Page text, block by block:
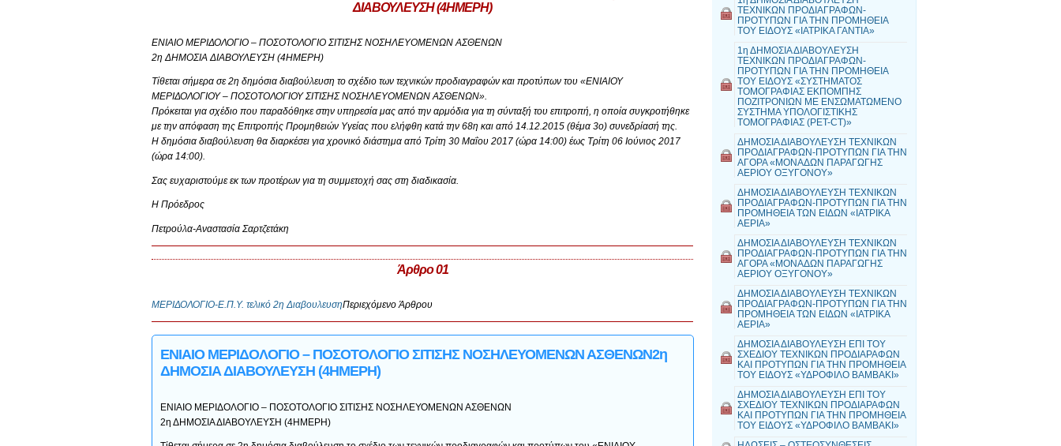
ΔΙΑΒΟΥΛΕΥΣΗ (4ΗΜΕΡΗ)
ΕΝΙΑΙΟ ΜΕΡΙΔΟΛΟΓΙΟ – ΠΟΣΟΤΟΛΟΓΙΟ ΣΙΤΙΣΗΣ ΝΟΣΗΛΕΥΟΜΕΝΩΝ ΑΣΘΕΝΩΝ
2η ΔΗΜΟΣΙΑ ΔΙΑΒΟΥΛΕΥΣΗ (4ΗΜΕΡΗ)
Τίθεται σήμερα σε 2η δημόσια διαβούλευση το σχέδιο των τεχνικών προδιαγραφών και προτύπων του «ΕΝΙΑΙΟΥ
ΜΕΡΙΔΟΛΟΓΙΟΥ – ΠΟΣΟΤΟΛΟΓΙΟΥ ΣΙΤΙΣΗΣ ΝΟΣΗΛΕΥΟΜΕΝΩΝ ΑΣΘΕΝΩΝ».
Πρόκειται για σχέδιο που παραδόθηκε στην υπηρεσία μας από την αρμόδια για τη σύνταξή του επιτροπή, η οποία συγκροτήθηκε
με την απόφαση της Επιτροπής Προμηθειών Υγείας που ελήφθη κατά την 68η και από 14.12.2015 (θέμα 3ο) συνεδρίασή της.
Η δημόσια διαβούλευση θα διαρκέσει για χρονικό διάστημα από Τρίτη 30 Μαΐου 2017 (ώρα 14:00) έως Τρίτη 06 Ιούνιος 2017
(ώρα 14:00).
Σας ευχαριστούμε εκ των προτέρων για τη συμμετοχή σας στη διαδικασία.
Η Πρόεδρος
Πετρούλα-Αναστασία Σαρτζετάκη
Άρθρο 01
ΜΕΡΙΔΟΛΟΓΙΟ-E.Π.Υ. τελικό 2η ΔιαβουλευσηΠεριεχόμενο Άρθρου
ΕΝΙΑΙΟ ΜΕΡΙΔΟΛΟΓΙΟ – ΠΟΣΟΤΟΛΟΓΙΟ ΣΙΤΙΣΗΣ ΝΟΣΗΛΕΥΟΜΕΝΩΝ ΑΣΘΕΝΩΝ2η
ΔΗΜΟΣΙΑ ΔΙΑΒΟΥΛΕΥΣΗ (4ΗΜΕΡΗ)
ΕΝΙΑΙΟ ΜΕΡΙΔΟΛΟΓΙΟ – ΠΟΣΟΤΟΛΟΓΙΟ ΣΙΤΙΣΗΣ ΝΟΣΗΛΕΥΟΜΕΝΩΝ ΑΣΘΕΝΩΝ
2η ΔΗΜΟΣΙΑ ΔΙΑΒΟΥΛΕΥΣΗ (4ΗΜΕΡΗ)
ΤΕΧΝΙΚΩΝ ΠΡΟΔΙΑΓΡΑΦΩΝ-
ΠΡΟΤΥΠΩΝ ΓΙΑ ΤΗΝ ΠΡΟΜΗΘΕΙΑ
ΤΟΥ ΕΙΔΟΥΣ «ΙΑΤΡΙΚΑ ΓΑΝΤΙΑ»
1η ΔΗΜΟΣΙΑ ΔΙΑΒΟΥΛΕΥΣΗ
ΤΕΧΝΙΚΩΝ ΠΡΟΔΙΑΓΡΑΦΩΝ-
ΠΡΟΤΥΠΩΝ ΓΙΑ ΤΗΝ ΠΡΟΜΗΘΕΙΑ
ΤΟΥ ΕΙΔΟΥΣ «ΣΥΣΤΗΜΑΤΟΣ
ΤΟΜΟΓΡΑΦΙΑΣ ΕΚΠOΜΠΗΣ
ΠΟΖΙΤΡΟΝΙΩΝ ΜΕ ΕΝΣΩΜΑΤΩΜΕΝΟ
ΣΥΣΤΗΜΑ ΥΠΟΛΟΓΙΣΤΙΚΗΣ
ΤΟΜΟΓΡΑΦΙΑΣ (PET-CT)»
ΔΗΜΟΣΙΑ ΔΙΑΒΟΥΛΕΥΣΗ ΤΕΧΝΙΚΩΝ
ΠΡΟΔΙΑΓΡΑΦΩΝ-ΠΡΟΤΥΠΩΝ ΓΙΑ ΤΗΝ
ΑΓΟΡΑ «ΜΟΝΑΔΩΝ ΠΑΡΑΓΩΓΗΣ
ΑΕΡΙΟΥ ΟΞΥΓΟΝΟΥ»
ΔΗΜΟΣΙΑ ΔΙΑΒΟΥΛΕΥΣΗ ΤΕΧΝΙΚΩΝ
ΠΡΟΔΙΑΓΡΑΦΩΝ-ΠΡΟΤΥΠΩΝ ΓΙΑ ΤΗΝ
ΠΡΟΜΗΘΕΙΑ ΤΩΝ ΕΙΔΩΝ «ΙΑΤΡΙΚΑ
ΑΕΡΙΑ»
ΔΗΜΟΣΙΑ ΔΙΑΒΟΥΛΕΥΣΗ ΤΕΧΝΙΚΩΝ
ΠΡΟΔΙΑΓΡΑΦΩΝ-ΠΡΟΤΥΠΩΝ ΓΙΑ ΤΗΝ
ΑΓΟΡΑ «ΜΟΝΑΔΩΝ ΠΑΡΑΓΩΓΗΣ
ΑΕΡΙΟΥ ΟΞΥΓΟΝΟΥ»
ΔΗΜΟΣΙΑ ΔΙΑΒΟΥΛΕΥΣΗ ΤΕΧΝΙΚΩΝ
ΠΡΟΔΙΑΓΡΑΦΩΝ-ΠΡΟΤΥΠΩΝ ΓΙΑ ΤΗΝ
ΠΡΟΜΗΘΕΙΑ ΤΩΝ ΕΙΔΩΝ «ΙΑΤΡΙΚΑ
ΑΕΡΙΑ»
ΔΗΜΟΣΙΑ ΔΙΑΒΟΥΛΕΥΣΗ ΕΠΙ ΤΟΥ
ΣΧΕΔΙΟΥ ΤΕΧΝΙΚΩΝ ΠΡΟΔΙΑΡΑΦΩΝ
ΚΑΙ ΠΡΟΤΥΠΩΝ ΓΙΑ ΤΗΝ ΠΡΟΜΗΘΕΙΑ
ΤΟΥ ΕΙΔΟΥΣ «ΥΔΡΟΦΙΛΟ ΒΑΜΒΑΚΙ»
ΔΗΜΟΣΙΑ ΔΙΑΒΟΥΛΕΥΣΗ ΕΠΙ ΤΟΥ
ΣΧΕΔΙΟΥ ΤΕΧΝΙΚΩΝ ΠΡΟΔΙΑΡΑΦΩΝ
ΚΑΙ ΠΡΟΤΥΠΩΝ ΓΙΑ ΤΗΝ ΠΡΟΜΗΘΕΙΑ
ΤΟΥ ΕΙΔΟΥΣ «ΥΔΡΟΦΙΛΟ ΒΑΜΒΑΚΙ»